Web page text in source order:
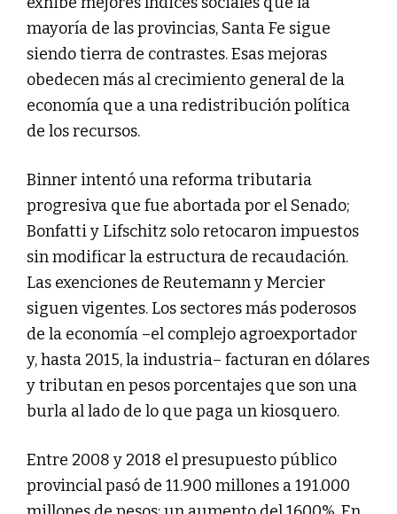
mayoría de las provincias, Santa Fe sigue
siendo tierra de contrastes. Esas mejoras
obedecen más al crecimiento general de la
economía que a una redistribución política
de los recursos.
Binner intentó una reforma tributaria
progresiva que fue abortada por el Senado;
Bonfatti y Lifschitz solo retocaron impuestos
sin modificar la estructura de recaudación.
Las exenciones de Reutemann y Mercier
siguen vigentes. Los sectores más poderosos
de la economía –el complejo agroexportador
y, hasta 2015, la industria– facturan en dólares
y tributan en pesos porcentajes que son una
burla al lado de lo que paga un kiosquero.
Entre 2008 y 2018 el presupuesto público
provincial pasó de 11.900 millones a 191.000